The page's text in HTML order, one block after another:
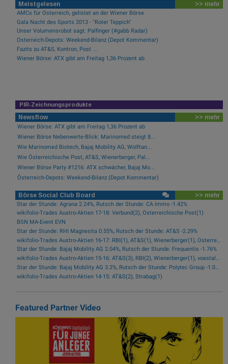
Meistgelesen >> mehr
AMCs für Österreich, gelistet an der Wiener Börse
Gala Nacht des Sports 2013 - "Roter Teppich"
Unser Volumensrobot sagt: Palfinger (#gabb Radar)
Österreich-Depots: Weekend-Bilanz (Depot Kommentar)
Fazits zu AT&S, Kontron, Post ...
Wiener Börse: ATX gibt am Freitag 1,36 Prozent ab
PIR-Zeichnungsprodukte
Newsflow >> mehr
Wiener Börse: ATX gibt am Freitag 1,36 Prozent ab
Wiener Börse Nebenwerte-Blick: Marinomed steigt 8...
Wie Marinomed Biotech, Bajaj Mobility AG, Wolftan...
Wie Österreichische Post, AT&S, Wienerberger, Pal...
Wiener Börse Party #1216: ATX schwächer, Bajaj Mo...
Österreich-Depots: Weekend-Bilanz (Depot Kommentar)
Börse Social Club Board >> mehr
Star der Stunde: Agrana 2.24%, Rutsch der Stunde: CA Immo -1.42%
wikifolio-Trades Austro-Aktien 17-18: Verbund(2), Österreichische Post(1)
BSN MA-Event EVN
Star der Stunde: RHI Magnesita 0.55%, Rutsch der Stunde: AT&S -2.29%
wikifolio-Trades Austro-Aktien 16-17: RBI(1), AT&S(1), Wienerberger(1), Österreichische Post(1)
Star der Stunde: Bajaj Mobility AG 2.04%, Rutsch der Stunde: Frequentis -1.76%
wikifolio-Trades Austro-Aktien 15-16: AT&S(3), RBI(2), Wienerberger(1), voestalpine(1), Kontron(1), Bawag(1)
Star der Stunde: Bajaj Mobility AG 3.2%, Rutsch der Stunde: Polytec Group -1.01%
wikifolio-Trades Austro-Aktien 14-15: AT&S(2), Strabag(1)
Featured Partner Video